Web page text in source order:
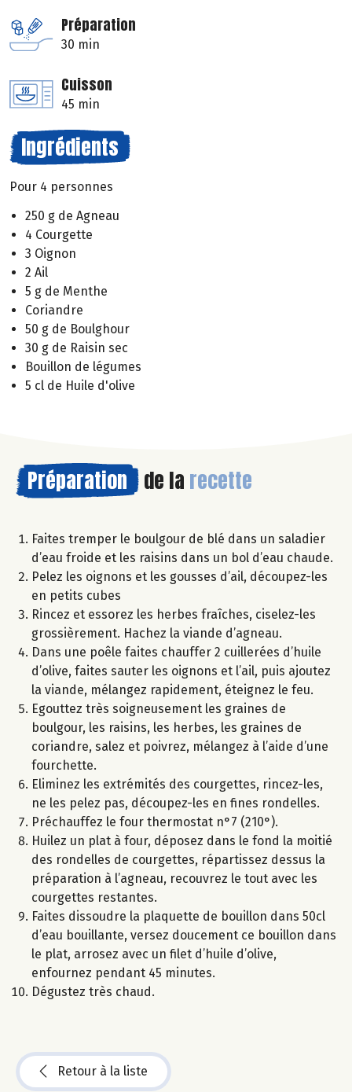
Préparation
30 min
Cuisson
45 min
Ingrédients
Pour 4 personnes
250 g de Agneau
4 Courgette
3 Oignon
2 Ail
5 g de Menthe
Coriandre
50 g de Boulghour
30 g de Raisin sec
Bouillon de légumes
5 cl de Huile d'olive
Préparation de la recette
Faites tremper le boulgour de blé dans un saladier
d’eau froide et les raisins dans un bol d’eau chaude.
Pelez les oignons et les gousses d’ail, découpez-les
en petits cubes
Rincez et essorez les herbes fraîches, ciselez-les
grossièrement. Hachez la viande d’agneau.
Dans une poêle faites chauffer 2 cuillerées d’huile
d’olive, faites sauter les oignons et l’ail, puis ajoutez
la viande, mélangez rapidement, éteignez le feu.
Egouttez très soigneusement les graines de
boulgour, les raisins, les herbes, les graines de
coriandre, salez et poivrez, mélangez à l’aide d’une
fourchette.
Eliminez les extrémités des courgettes, rincez-les,
ne les pelez pas, découpez-les en fines rondelles.
Préchauffez le four thermostat n°7 (210°).
Huilez un plat à four, déposez dans le fond la moitié
des rondelles de courgettes, répartissez dessus la
préparation à l’agneau, recouvrez le tout avec les
courgettes restantes.
Faites dissoudre la plaquette de bouillon dans 50cl
d’eau bouillante, versez doucement ce bouillon dans
le plat, arrosez avec un filet d’huile d’olive,
enfournez pendant 45 minutes.
Dégustez très chaud.
Retour à la liste